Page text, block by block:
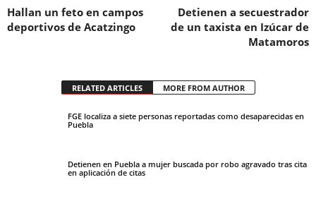
Hallan un feto en campos
deportivos de Acatzingo
Detienen a secuestrador
de un taxista en Izúcar de
Matamoros
RELATED ARTICLES MORE FROM AUTHOR
FGE localiza a siete personas reportadas como desaparecidas en
Puebla
Detienen en Puebla a mujer buscada por robo agravado tras cita
en aplicación de citas